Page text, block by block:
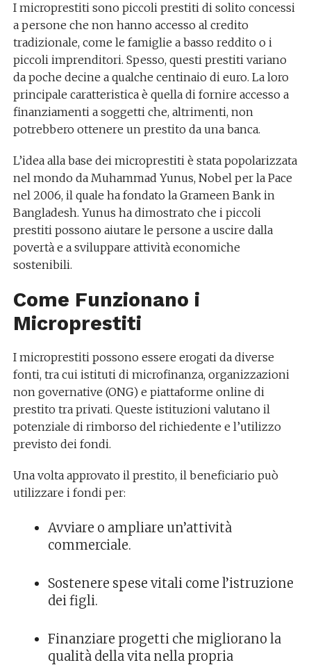
I microprestiti sono piccoli prestiti di solito concessi
a persone che non hanno accesso al credito
tradizionale, come le famiglie a basso reddito o i
piccoli imprenditori. Spesso, questi prestiti variano
da poche decine a qualche centinaio di euro. La loro
principale caratteristica è quella di fornire accesso a
finanziamenti a soggetti che, altrimenti, non
potrebbero ottenere un prestito da una banca.
L’idea alla base dei microprestiti è stata popolarizzata
nel mondo da Muhammad Yunus, Nobel per la Pace
nel 2006, il quale ha fondato la Grameen Bank in
Bangladesh. Yunus ha dimostrato che i piccoli
prestiti possono aiutare le persone a uscire dalla
povertà e a sviluppare attività economiche
sostenibili.
Come Funzionano i
Microprestiti
I microprestiti possono essere erogati da diverse
fonti, tra cui istituti di microfinanza, organizzazioni
non governative (ONG) e piattaforme online di
prestito tra privati. Queste istituzioni valutano il
potenziale di rimborso del richiedente e l’utilizzo
previsto dei fondi.
Una volta approvato il prestito, il beneficiario può
utilizzare i fondi per:
Avviare o ampliare un’attività
commerciale.
Sostenere spese vitali come l’istruzione
dei figli.
Finanziare progetti che migliorano la
qualità della vita nella propria